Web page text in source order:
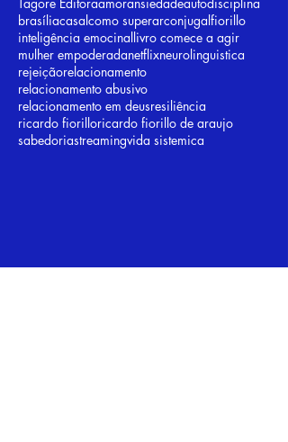
brasíliacasalcomo superarconjugalfiorillo
inteligência emocinallivro comece a agir
mulher empoderadanetflixneurolinguistica
rejeiçãorelacionamento
relacionamento abusivo
relacionamento em deusresiliência
ricardo fiorilloricardo fiorillo de araujo
sabedoriastreamingvida sistemica